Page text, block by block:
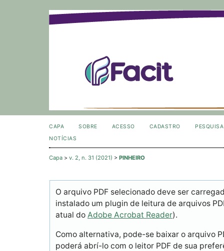
CAPA SOBRE ACESSO CADASTRO
PESQUISA
NOTÍCIAS
Capa > v. 2, n. 31 (2021) > PINHEIRO
O arquivo PDF selecionado deve ser
instalado um plugin de leitura de arquivos
atual do Adobe Acrobat Reader).
Como alternativa, pode-se baixar o arquivo
poderá abrí-lo com o leitor PDF de sua